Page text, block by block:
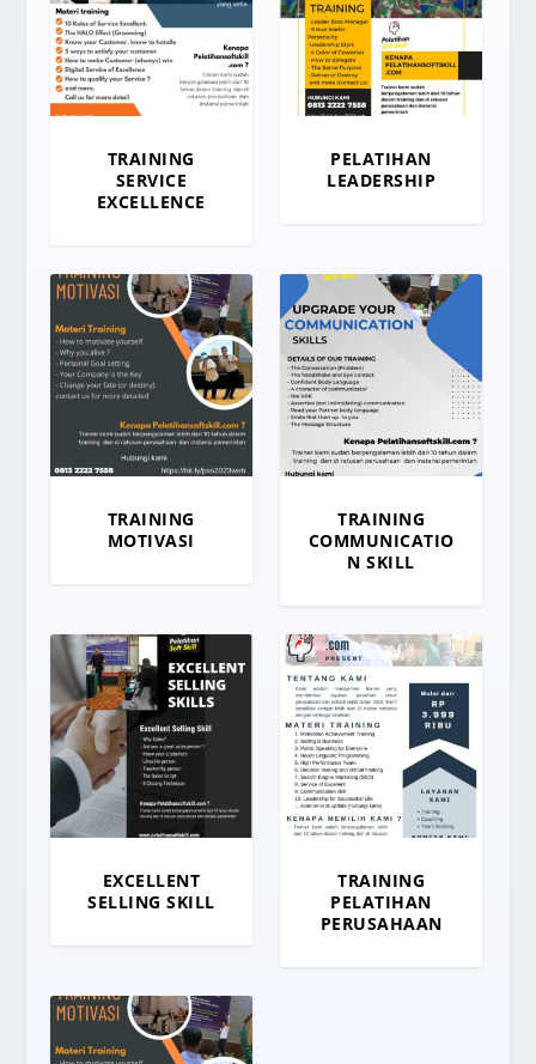
TRAINING
SERVICE
EXCELLENCE
PELATIHAN
LEADERSHIP
TRAINING
MOTIVASI
TRAINING
COMMUNICATIO
N SKILL
EXCELLENT
SELLING SKILL
TRAINING
PELATIHAN
PERUSAHAAN